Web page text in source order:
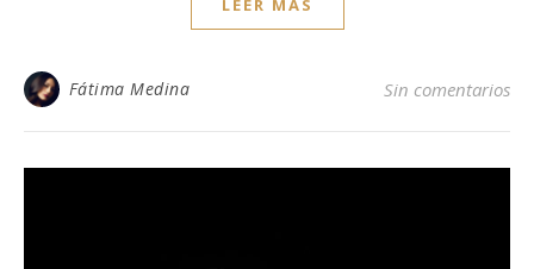
LEER MÁS
Fátima Medina Sin comentarios